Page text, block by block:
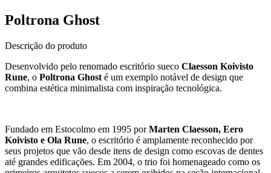
Poltrona Ghost
Descrição do produto
Desenvolvido pelo renomado escritório sueco Claesson Koivisto
Rune, o Poltrona Ghost é um exemplo notável de design que
combina estética minimalista com inspiração tecnológica.
Fundado em Estocolmo em 1995 porMarten Claesson, Eero
Koivisto e Ola Rune, o escritório é amplamente reconhecido por
seus projetos que vão desde itens de design como escovas de dentes
até grandes edificações. Em 2004, o trio foi homenageado como os